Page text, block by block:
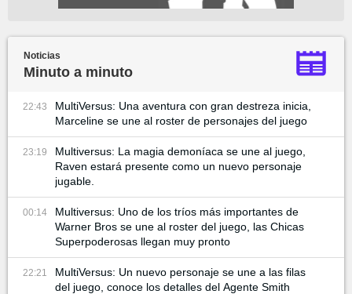
Noticias
Minuto a minuto
22:43
MultiVersus: Una aventura con gran destreza inicia,
Marceline se une al roster de personajes del juego
23:19
Multiversus: La magia demoníaca se une al juego,
Raven estará presente como un nuevo personaje
jugable.
00:14
Multiversus: Uno de los tríos más importantes de
Warner Bros se une al roster del juego, las Chicas
Superpoderosas llegan muy pronto
22:21
MultiVersus: Un nuevo personaje se une a las filas
del juego, conoce los detalles del Agente Smith